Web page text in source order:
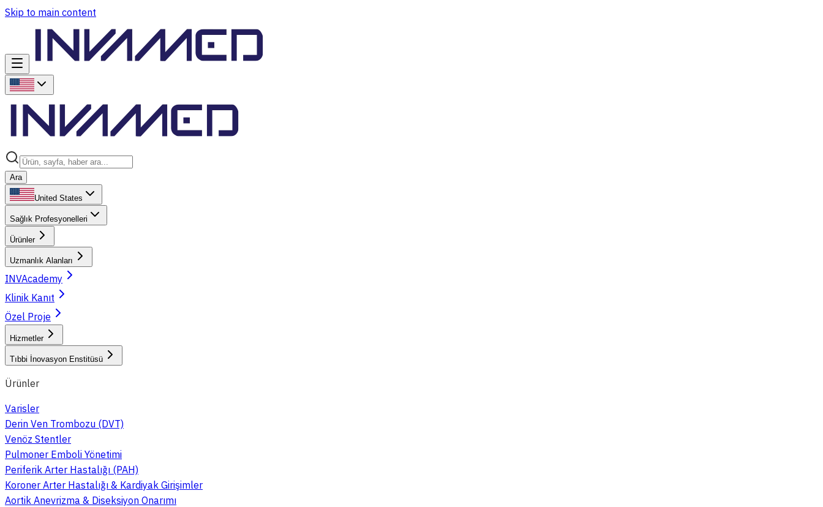
Skip to main content
Ara
United States
Sağlık Profesyonelleri
Ürünler
Uzmanlık Alanları
INVAcademy
Klinik Kanıt
Özel Proje
Hizmetler
Tıbbi İnovasyon Enstitüsü
Ürünler
Varisler
Derin Ven Trombozu (DVT)
Venöz Stentler
Pulmoner Emboli Yönetimi
Periferik Arter Hastalığı (PAH)
Koroner Arter Hastalığı & Kardiyak Girişimler
Aortik Anevrizma & Diseksiyon Onarımı